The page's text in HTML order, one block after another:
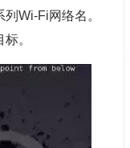
Wi-Fi网络名。
。